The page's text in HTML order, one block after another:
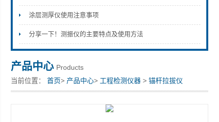
涂层测厚仪使用注意事项
分享一下！测振仪的主要特点及使用方法
产品中心 Products
当前位置：首页> 产品中心> 工程检测仪器 >锚杆拉拔仪